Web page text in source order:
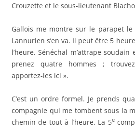
la tranchée, baïonnette au canon
l’endroit où tomba l’obus à 10
effrayant : le parapet démoli, un
des jambes épars, des troncs, des
moins douze. Je traverse
obus de tous calibres. Je suis la